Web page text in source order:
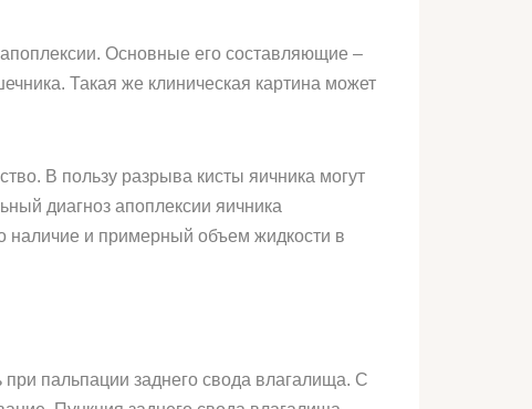
Основные его составляющие –
Такая же клиническая картина может
В пользу разрыва кисты яичника могут
диагноз апоплексии яичника
наличие и примерный объем жидкости в
пальпации заднего свода влагалища. С